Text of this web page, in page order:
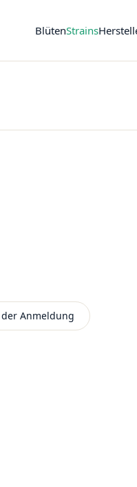
BlütenStrains
Anmeldung